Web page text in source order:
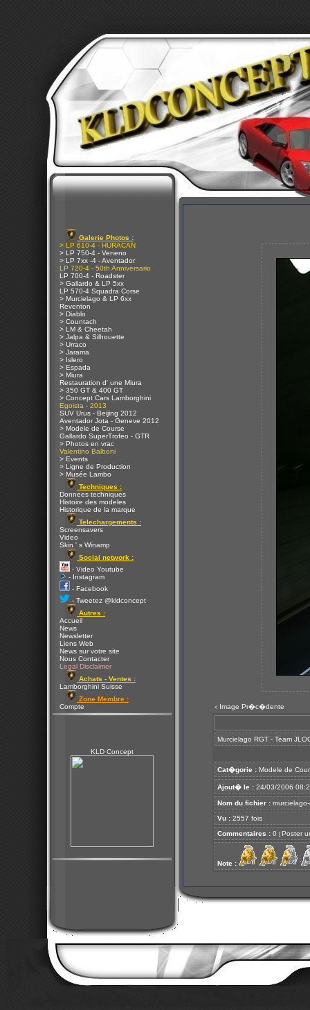
Galerie Photos :
> LP 610-4 - HURACAN
> LP 750-4 - Veneno
> LP 7xx -4 - Aventador
LP 720-4 - 50th Anniversario
LP 700-4 - Roadster
> Gallardo & LP 5xx
LP 570-4 Squadra Corse
> Murcielago & LP 6xx
Reventon
> Diablo
> Countach
> LM & Cheetah
> Jalpa & Silhouette
> Urraco
> Jarama
> Islero
> Espada
> Miura
Restauration d' une Miura
> 350 GT & 400 GT
> Concept Cars Lamborghini
Egoista - 2013
SUV Urus - Beijing 2012
Aventador Jota - Geneve 2012
> Modele de Course
Gallardo SuperTrofeo - GTR
> Photos en vrac
Valentino Balboni
> Events
> Ligne de Production
> Musée Lambo
Techniques :
Donnees techniques
Histoire des modeles
Historique de la marque
Telechargements :
Screensavers
Video
Skin ' s Winamp
Social network :
- Video Youtube
- Instagram
- Facebook
- Tweetez @kldconcept
Autres :
Accueil
News
Newsletter
Liens Web
News sur votre site
Nous Contacter
Legal Disclaimer
Achats - Ventes :
Lamborghini Suisse
Zone Membre :
Compte
KLD Concept
< Image Pr�c�dente
Murcielago RGT - Team
Cat�gorie : Modele de
Ajout� le : 24/03/2006
Nom du fichier :
Vu : 2557 fois
Commentaires : 0 [ Poster
Note :